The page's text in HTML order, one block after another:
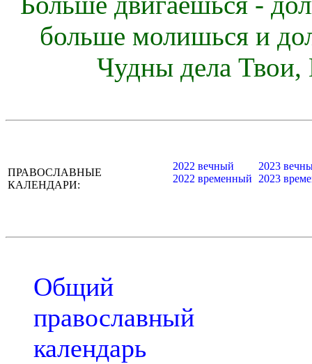
больше молишься и
Чудны дела Твои,
ПРАВОСЛАВНЫЕ
КАЛЕНДАРИ:
2022 вечный
2022 временный
2023
2023
Общий
православный
календарь